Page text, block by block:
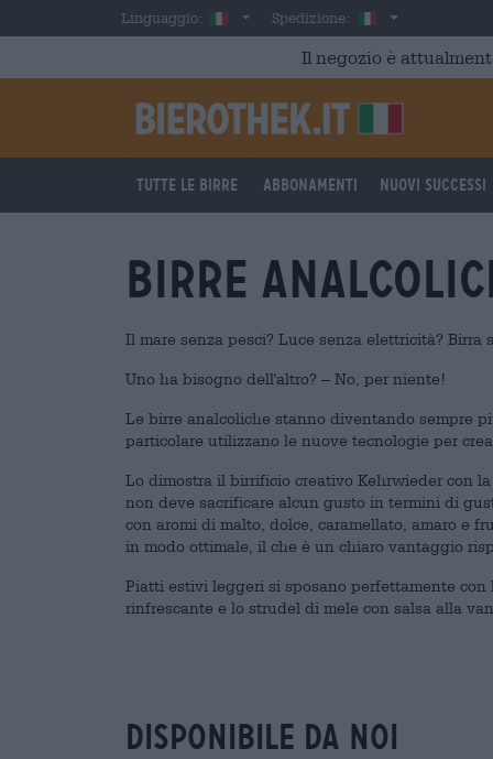
Skip to main contentLinguaggio: ItalianSpedizione: Italia
Il negozio è
Tutte le birre Abbonamenti Nuovi successi
Birre
Il mare senza pesci? Luce senza elettricità? Birra
Uno ha bisogno dell'altro? – No, per niente!
Le birre analcoliche stanno diventando sempre
particolare utilizzano le nuove tecnologie per
Lo dimostra il birrificio creativo Kehrwieder con
non deve sacrificare alcun gusto in termini di
con aromi di malto, dolce, caramellato, amaro e
in modo ottimale, il che è un chiaro vantaggio
Piatti estivi leggeri si sposano perfettamente
rinfrescante e lo strudel di mele con salsa alla
Disponibile da noi